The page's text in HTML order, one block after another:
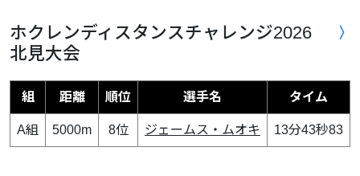
ホクレンディスタンスチャレンジ2026
北見大会
組 距離 順位 選手名 タイム
A組 5000m 8位 ジェームス・ムオキ 13分43秒83